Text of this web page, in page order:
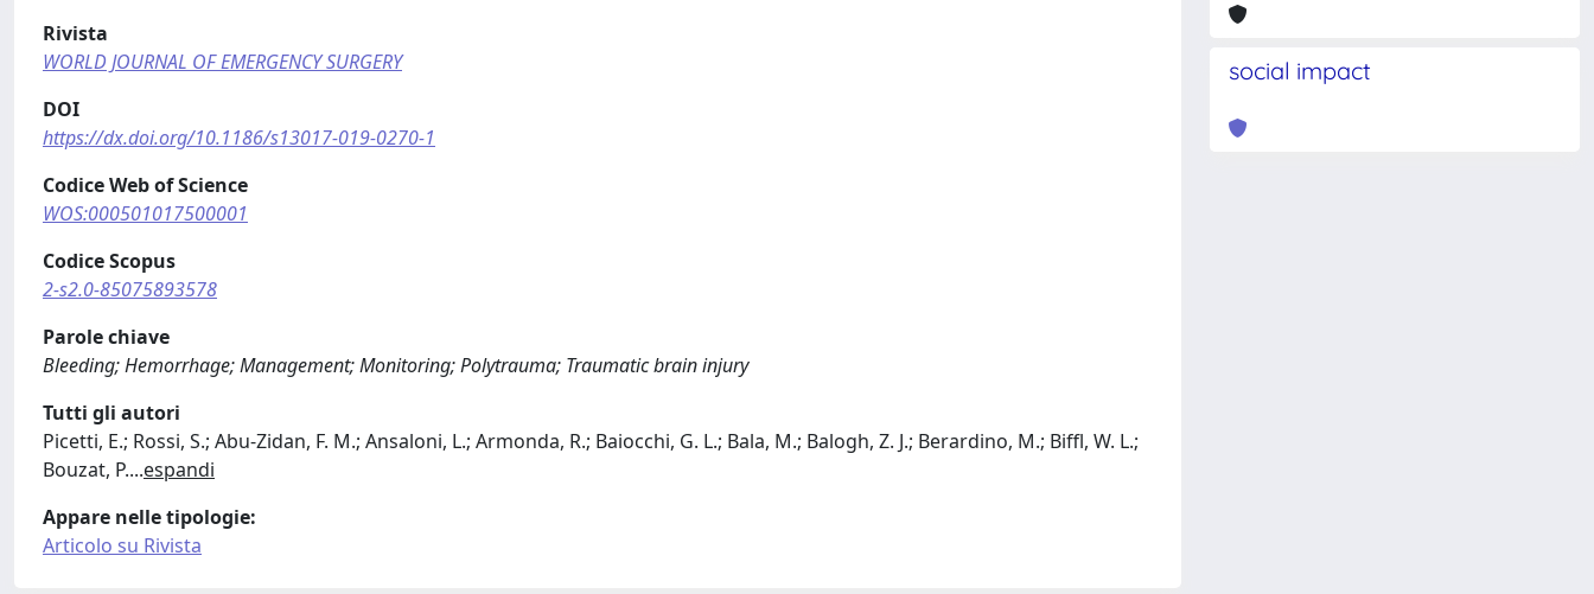
Rivista
WORLD JOURNAL OF EMERGENCY SURGERY
DOI
https://dx.doi.org/10.1186/s13017-019-0270-1
Codice Web of Science
WOS:000501017500001
Codice Scopus
2-s2.0-85075893578
Parole chiave
Bleeding; Hemorrhage; Management; Monitoring; Polytrauma; Traumatic brain injury
Tutti gli autori
Picetti, E.; Rossi, S.; Abu-Zidan, F. M.; Ansaloni, L.; Armonda, R.; Baiocchi, G. L.; Bala, M.; Balogh, Z. J.; Berardino, M.; Biffl, W. L.;
Bouzat, P....espandi
Appare nelle tipologie:
Articolo su Rivista
social impact